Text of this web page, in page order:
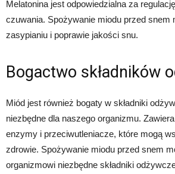
Melatonina jest odpowiedzialna za
czuwania. Spożywanie miodu przed snem
zasypianiu i poprawie jakości snu.
Bogactwo składników
Miód jest również bogaty w składniki
niezbędne dla naszego organizmu.
enzymy i przeciwutleniacze, które mogą
zdrowie. Spożywanie miodu przed snem
organizmowi niezbędne składniki